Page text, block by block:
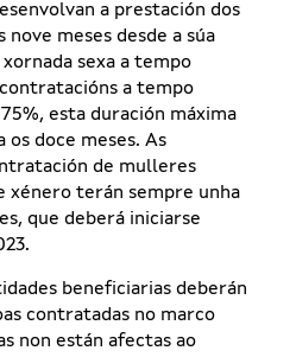
a prestación dos
nove meses desde a súa
sexa a tempo
a tempo
esta duración máxima
os doce meses. As
de mulleres
xénero terán sempre unha
que deberá iniciarse
beneficiarias deberán
contratadas no marco
non están afectas ao